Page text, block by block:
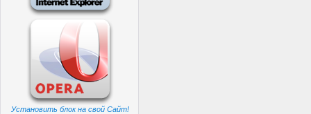
Установить блок на свой Сайт!